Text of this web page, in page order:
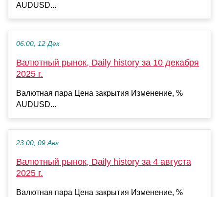
AUDUSD...
06:00, 12 Дек
Валютный рынок, Daily history за 10 декабря
2025 г.
Валютная пара Цена закрытия Изменение, %
AUDUSD...
23:00, 09 Авг
Валютный рынок, Daily history за 4 августа
2025 г.
Валютная пара Цена закрытия Изменение, %